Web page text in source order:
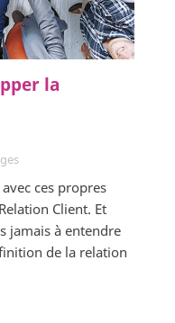
la
ces propres
Client. Et
jamais à entendre
de la relation